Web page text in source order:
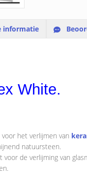
informatie
White.
het verlijmen van
natuursteen.
de verlijming van